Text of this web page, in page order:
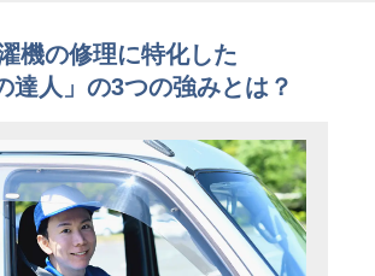
機の修理に特化した
達人」の3つの強みとは？